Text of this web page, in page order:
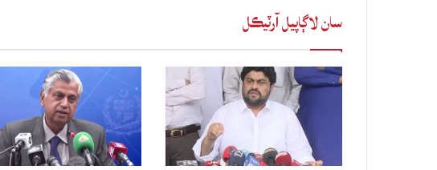
سان لاڳاپيل آرٽيڪل